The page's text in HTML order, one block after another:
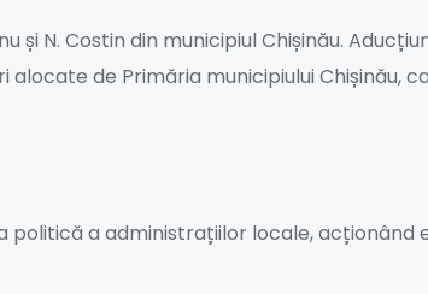
N. Costin din municipiul Chișinău.
de Primăria municipiului Chișinău,
a administrațiilor locale, acționând